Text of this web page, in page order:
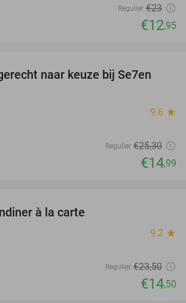
Regulier €23
€12,95
41%
naar keuze bij Se7en
9.6 star
Regulier €25,30
€14,99
à la carte
9.2 star
Regulier €23,50
€14,50